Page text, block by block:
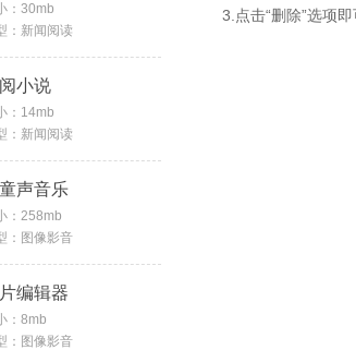
：30mb
：新闻阅读
小说
：14mb
：新闻阅读
声音乐
：258mb
：图像影音
编辑器
：8mb
：图像影音
3.点击“删除”选项即